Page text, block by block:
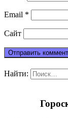
Email *
Сайт
Найти: